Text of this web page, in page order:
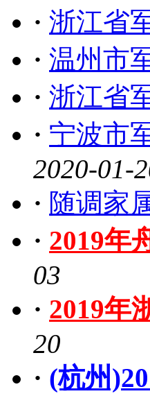
· 浙江省
· 温州市
· 浙江省
· 宁波市
2020-01-
· 随调家
· 2019年
03
· 2019年
20
· (杭州